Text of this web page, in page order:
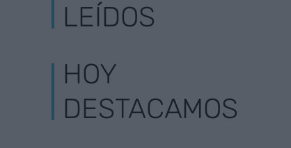
LEÍDOS
HOY
DESTACAMOS